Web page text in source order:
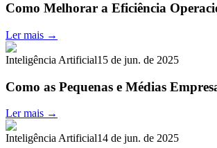
Como Melhorar a Eficiência
Ler mais →
Inteligência Artificial15 de jun. de 2025
Como as Pequenas e Médias
Ler mais →
Inteligência Artificial14 de jun. de 2025